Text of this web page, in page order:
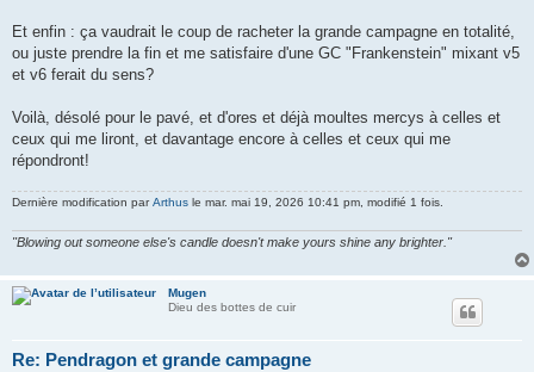
Et enfin : ça vaudrait le coup de racheter la grande campagne en totalité,
ou juste prendre la fin et me satisfaire d'une GC "Frankenstein" mixant v5
et v6 ferait du sens?
Voilà, désolé pour le pavé, et d'ores et déjà moultes mercys à celles et
ceux qui me liront, et davantage encore à celles et ceux qui me
répondront!
Dernière modification parArthus le mar. mai 19, 2026 10:41 pm, modifié 1 fois.
"Blowing out someone else's candle doesn't make yours shine any brighter."
Mugen
Dieu des bottes de cuir
Re: Pendragon et grande campagne